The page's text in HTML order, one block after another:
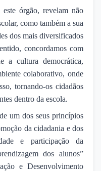
este órgão, revelam não
como também a sua
dos mais diversificados
concordamos com
a cultura democrática,
colaborativo, onde
tornando-os cidadãos
dentro da escola.
um dos seus princípios
da cidadania e dos
e participação da
dos alunos”
e Desenvolvimento